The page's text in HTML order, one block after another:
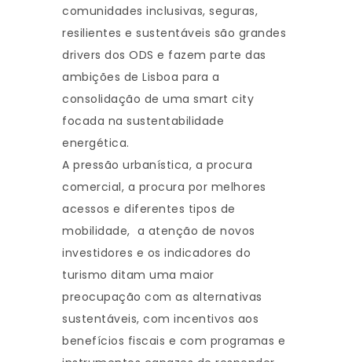
comunidades inclusivas, seguras,
resilientes e sustentáveis são grandes
drivers dos ODS e fazem parte das
ambições de Lisboa para a
consolidação de uma smart city
focada na sustentabilidade
energética.
A pressão urbanística, a procura
comercial, a procura por melhores
acessos e diferentes tipos de
mobilidade, a atenção de novos
investidores e os indicadores do
turismo ditam uma maior
preocupação com as alternativas
sustentáveis, com incentivos aos
benefícios fiscais e com programas e